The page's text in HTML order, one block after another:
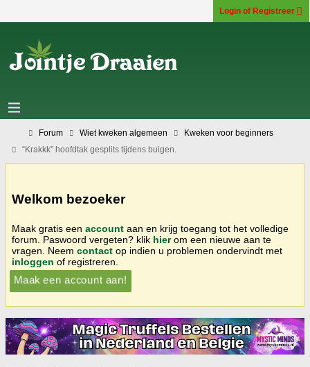
Login of Registreer
Forum Wiet kweken algemeen
Kweken voor beginners
“Krakkk” hoofdtak gesplits tijdens buigen.
Welkom bezoeker
Maak gratis een account aan en krijg toegang tot het volledige
forum. Paswoord vergeten? klik hierom een nieuwe aan te
vragen. Neem contact op indien u problemen ondervindt met
inloggen of registreren.
Maak een account aan!